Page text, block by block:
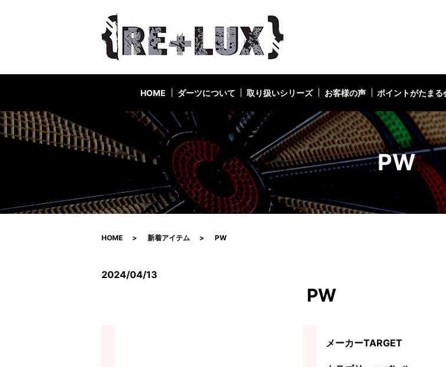
HOME ダーツについて 取り扱いシリーズ お客様の声 ポイントがたまる
PW
HOME 新着アイテム PW
2024/04/13
PW
メーカーTARGET